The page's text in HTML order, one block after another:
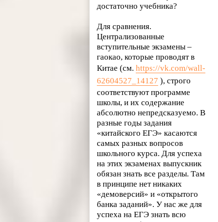
достаточно учебника?
Для сравнения.
Централизованные
вступительные экзамены –
гаокао, которые проводят в
Китае (см.https://vk.com/wall-
62604527_14127 ), строго
соответствуют программе
школы, и их содержание
абсолютно непредсказуемо. В
разные годы задания
«китайского ЕГЭ» касаются
самых разных вопросов
школьного курса. Для успеха
на этих экзаменах выпускник
обязан знать все разделы. Там
в принципе нет никаких
«демоверсий» и «открытого
банка заданий». У нас же для
успеха на ЕГЭ знать всю